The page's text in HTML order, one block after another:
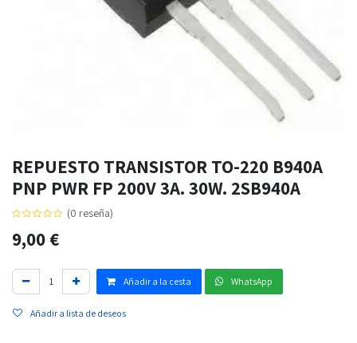
REPUESTO TRANSISTOR TO-220 B940A
PNP PWR FP 200V 3A. 30W. 2SB940A
(0 reseña)
9,00€
Añadir a la cesta WhatsApp
Añadir a lista de deseos